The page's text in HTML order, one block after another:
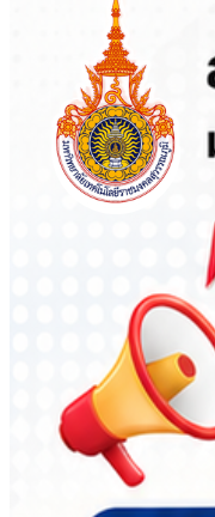
ปัญญาประดิษฐ์ (ระบบ